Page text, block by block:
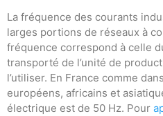
La fréquence des courants
larges portions de réseaux à
fréquence correspond à celle
transporté de l’unité de
l’utiliser. En France comme
européens, africains et
électrique est de 50 Hz. Pour